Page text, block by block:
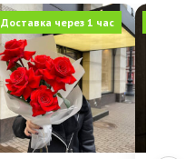
Доставка через 1 час